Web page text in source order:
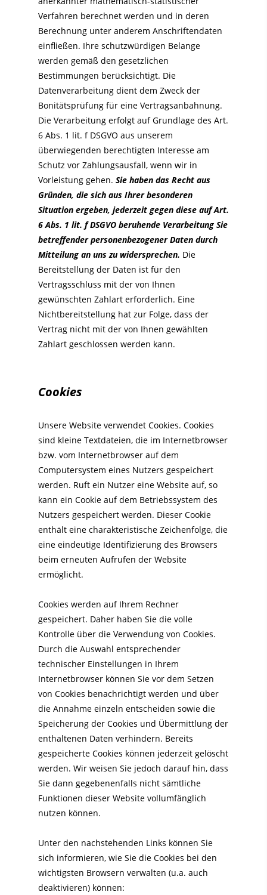
Verfahren berechnet werden und in deren
Berechnung unter anderem Anschriftendaten
einfließen. Ihre schutzwürdigen Belange
werden gemäß den gesetzlichen
Bestimmungen berücksichtigt. Die
Datenverarbeitung dient dem Zweck der
Bonitätsprüfung für eine Vertragsanbahnung.
Die Verarbeitung erfolgt auf Grundlage des Art.
6 Abs. 1 lit. f DSGVO aus unserem
überwiegenden berechtigten Interesse am
Schutz vor Zahlungsausfall, wenn wir in
Vorleistung gehen. Sie haben das Recht aus
Gründen, die sich aus Ihrer besonderen
Situation ergeben, jederzeit gegen diese auf Art.
6 Abs. 1 lit. f DSGVO beruhende Verarbeitung Sie
betreffender personenbezogener Daten durch
Mitteilung an uns zu widersprechen. Die
Bereitstellung der Daten ist für den
Vertragsschluss mit der von Ihnen
gewünschten Zahlart erforderlich. Eine
Nichtbereitstellung hat zur Folge, dass der
Vertrag nicht mit der von Ihnen gewählten
Zahlart geschlossen werden kann.
Cookies
Unsere Website verwendet Cookies. Cookies
sind kleine Textdateien, die im Internetbrowser
bzw. vom Internetbrowser auf dem
Computersystem eines Nutzers gespeichert
werden. Ruft ein Nutzer eine Website auf, so
kann ein Cookie auf dem Betriebssystem des
Nutzers gespeichert werden. Dieser Cookie
enthält eine charakteristische Zeichenfolge, die
eine eindeutige Identifizierung des Browsers
beim erneuten Aufrufen der Website
ermöglicht.
Cookies werden auf Ihrem Rechner
gespeichert. Daher haben Sie die volle
Kontrolle über die Verwendung von Cookies.
Durch die Auswahl entsprechender
technischer Einstellungen in Ihrem
Internetbrowser können Sie vor dem Setzen
von Cookies benachrichtigt werden und über
die Annahme einzeln entscheiden sowie die
Speicherung der Cookies und Übermittlung der
enthaltenen Daten verhindern. Bereits
gespeicherte Cookies können jederzeit gelöscht
werden. Wir weisen Sie jedoch darauf hin, dass
Sie dann gegebenenfalls nicht sämtliche
Funktionen dieser Website vollumfänglich
nutzen können.
Unter den nachstehenden Links können Sie
sich informieren, wie Sie die Cookies bei den
wichtigsten Browsern verwalten (u.a. auch
deaktivieren) können: